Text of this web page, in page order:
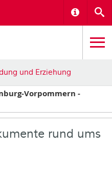
und Erziehung
Vorpommern -
rund ums